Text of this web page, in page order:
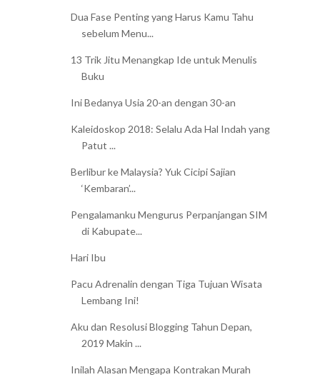
Dua Fase Penting yang Harus Kamu Tahu
sebelum Menu...
13 Trik Jitu Menangkap Ide untuk Menulis
Buku
Ini Bedanya Usia 20-an dengan 30-an
Kaleidoskop 2018: Selalu Ada Hal Indah yang
Patut ...
Berlibur ke Malaysia? Yuk Cicipi Sajian
‘Kembaran’...
Pengalamanku Mengurus Perpanjangan SIM
di Kabupate...
Hari Ibu
Pacu Adrenalin dengan Tiga Tujuan Wisata
Lembang Ini!
Aku dan Resolusi Blogging Tahun Depan,
2019 Makin ...
Inilah Alasan Mengapa Kontrakan Murah